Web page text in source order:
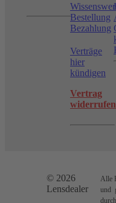
Bestellung
Bezahlung
Verträge
hier
kündigen
Vertrag
widerrufen
© 2026
Lensdealer
Alle
und